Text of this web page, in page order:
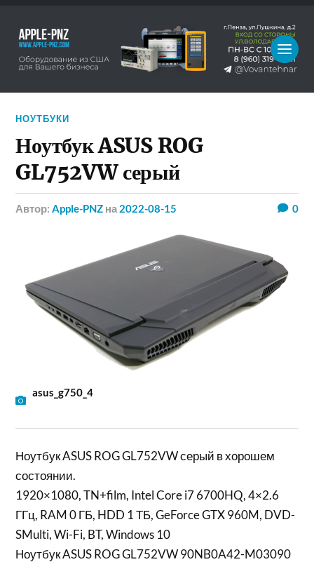
НОУТБУКИ
Ноутбук ASUS ROG
GL752VW серый
Автор:Apple-PNZ на 2022-08-15 0
asus_g750_4
Ноутбук ASUS ROG GL752VW серый в хорошем
состоянии.
1920×1080, TN+film, Intel Core i7 6700HQ, 4×2.6
ГГц, RAM 0 ГБ, HDD 1 ТБ, GeForce GTX 960M, DVD-
SMulti, Wi-Fi, BT, Windows 10
Ноутбук ASUS ROG GL752VW 90NB0A42-M03090